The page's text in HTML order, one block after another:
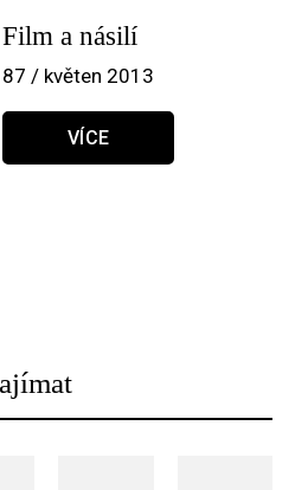
Film a násilí
87 / květen 2013
VÍCE